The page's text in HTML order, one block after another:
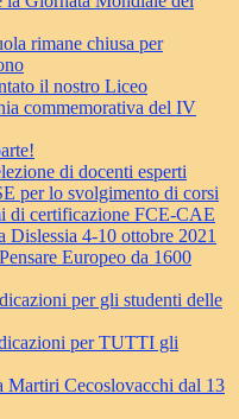
rimane chiusa per
il nostro Liceo
commemorativa del IV
di docenti esperti
per lo svolgimento di corsi
di certificazione FCE-CAE
Dislessia 4-10 ottobre 2021
Europeo da 1600
per gli studenti delle
per TUTTI gli
Cecoslovacchi dal 13